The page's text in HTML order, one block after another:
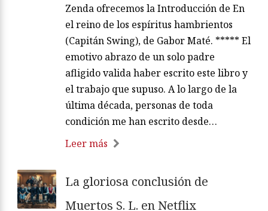
Zenda ofrecemos la Introducción de En
el reino de los espíritus hambrientos
(Capitán Swing), de Gabor Maté. ***** El
emotivo abrazo de un solo padre
afligido valida haber escrito este libro y
el trabajo que supuso. A lo largo de la
última década, personas de toda
condición me han escrito desde…
Leer más
La gloriosa conclusión de
Muertos S. L. en Netflix